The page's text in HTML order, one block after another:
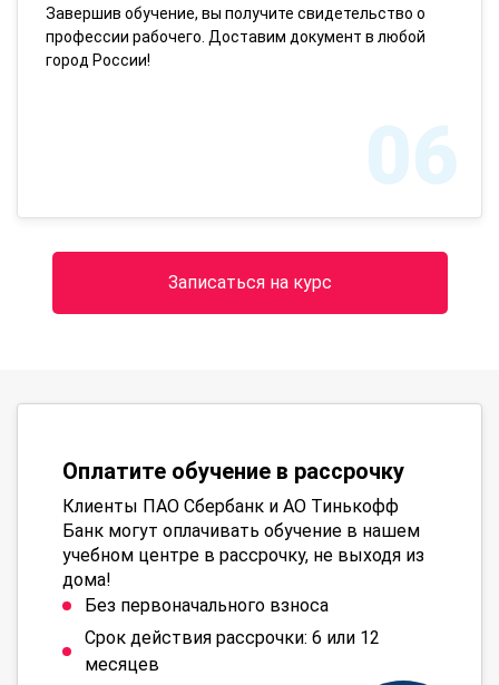
Завершив обучение, вы получите свидетельство о
профессии рабочего. Доставим документ в любой
город России!
06
Записаться на курс
Оплатите обучение в рассрочку
Клиенты ПАО Сбербанк и АО Тинькофф
Банк могут оплачивать обучение в нашем
учебном центре в рассрочку, не выходя из
дома!
Без первоначального взноса
Срок действия рассрочки: 6 или 12
месяцев